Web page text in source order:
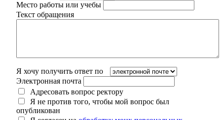
Место работы или учебы
Текст обращения
Я хочу получить ответ по
Электронная почта
Адресовать вопрос ректору
Я не против того, чтобы мой вопрос был
опубликован